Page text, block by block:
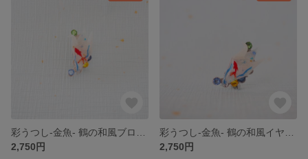
2,750円
2,750円